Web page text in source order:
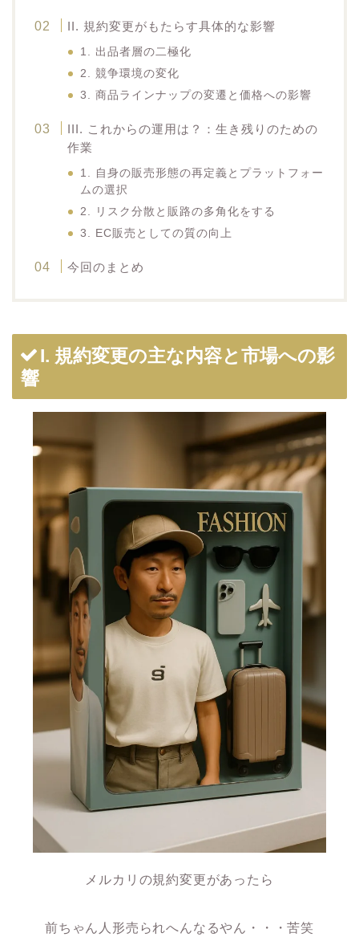
II. 規約変更がもたらす具体的な影響
1. 出品者層の二極化
2. 競争環境の変化
3. 商品ラインナップの変遷と価格への影響
III. これからの運用は？：生き残りのための
作業
1. 自身の販売形態の再定義とプラットフォー
ムの選択
2. リスク分散と販路の多角化をする
3. EC販売としての質の向上
今回のまとめ
I. 規約変更の主な内容と市場への影
響
メルカリの規約変更があったら
前ちゃん人形売られへんなるやん・・・苦笑